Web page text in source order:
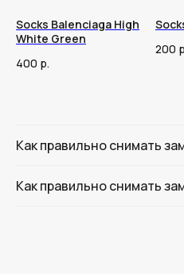
Socks Balenciaga High
White Green
400 р.
200
Как правильно снимать
Как правильно снимать